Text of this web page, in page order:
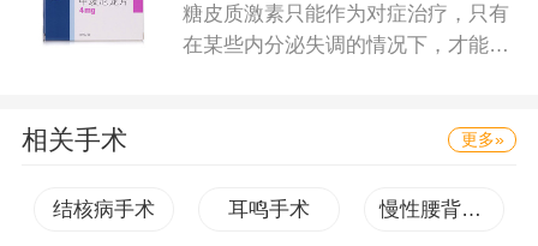
糖皮质激素只能作为对症治疗，只有
在某些内分泌失调的情况下，才能作
相关手术 更多»
结核病手术 耳鸣手术 慢性腰背痛手术